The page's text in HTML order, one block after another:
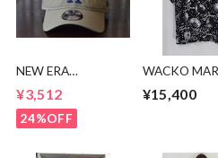
NEW ERA
¥3,512
24%OFF
WACKO
ャツ
¥15,400